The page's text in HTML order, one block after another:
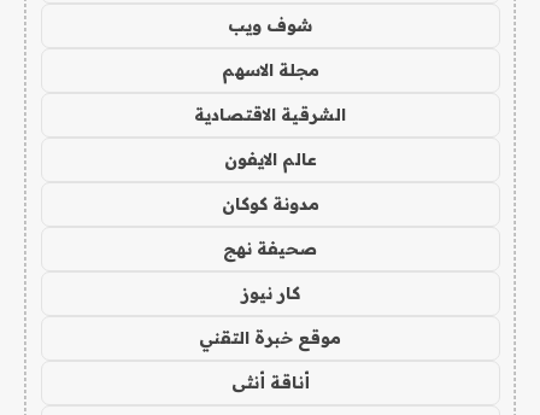
شوف ويب
مجلة الاسهم
الشرقية الاقتصادية
عالم الايفون
مدونة كوكان
صحيفة نهج
كار نيوز
موقع خبرة التقني
أناقة أنثى